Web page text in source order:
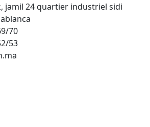
jamil 24 quartier industriel sidi
70
53